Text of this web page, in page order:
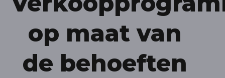
op maat van
de behoeften